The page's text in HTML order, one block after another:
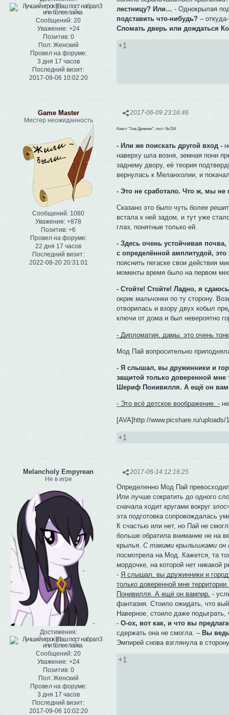
Сообщений: 20
Уважение: +24
Позитив: 0
Пол:Женский
Провел на форуме:
3 дня 17 часов
Последний визит:
2017-09-06 10:02:20
лестницу? Или… - Однокрылая
подставить что-нибудь? –
Сломать дверь или дождаться
+1
2017-06-09 23:16:46
Game Master
Мистер неожиданность
Сообщений: 1080
Уважение: +878
Позитив: +6
Провел на форуме:
22 дня 17 часов
Последний визит:
2022-08-20 20:31:01
Квест "Зов Древних", пост №154
- Или же поискать другой вход -
наверху шла возня, земная пони
заднему двору, её теория
вернулась к Меланхолии, и
- Это не сработало. Что ж, мы не
Сказано это было чуть более
встала к ней задом, и тут уже
глаз, понятные только ей.
- Здесь очень устойчивая
с определённой амплитудой, это
пояснить пегаске свои действия
моменты время было на первом
- Стойте! Стойте! Ладно, я
окрик мальчонки по ту сторону.
отворилась и взору двух кобыл
ключи от дома и был невероятно
- Дипломатия, дамы, это очень
Мод Пай вопросительно
- Я слышал, вы дружинники и
защитой только доверенной
Шериф Понивилля. А ещё он
- Это всё детское воображение. -
[AVA]http://www.picshare.ru/
+1
2017-06-14 12:16:25
Melancholy Empyrean
Не в игре
Достижения:
Сообщений: 20
Уважение: +24
Позитив: 0
Пол:Женский
Провел на форуме:
3 дня 17 часов
Последний визит:
2017-09-06 10:02:20
Определенно Мод Пай
Или лучше сократить до одного
сначала ходит кругами вокруг
эта подготовка сопровождалась
К счастью или нет, но Пай не
больше обратила внимание не на
крылья.С такими крылышками он
посмотрела на Мод. Кажется, та
мордочке, на которой нет никакой
- Я слышал, вы дружинники и
только доверенной мне
Понивилля. А ещё он вампир, -
фантазия. Стоило ожидать, что
Наверное, стоило даже подыграть,
-О-ох, вот как, и что вы
сдержать она не смогла. –Вы
Эмпирей снова взглянула в
+1